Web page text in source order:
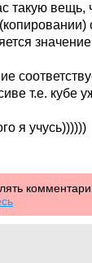
такую вещь,
значение
т.е. кубе
я учусь))))))